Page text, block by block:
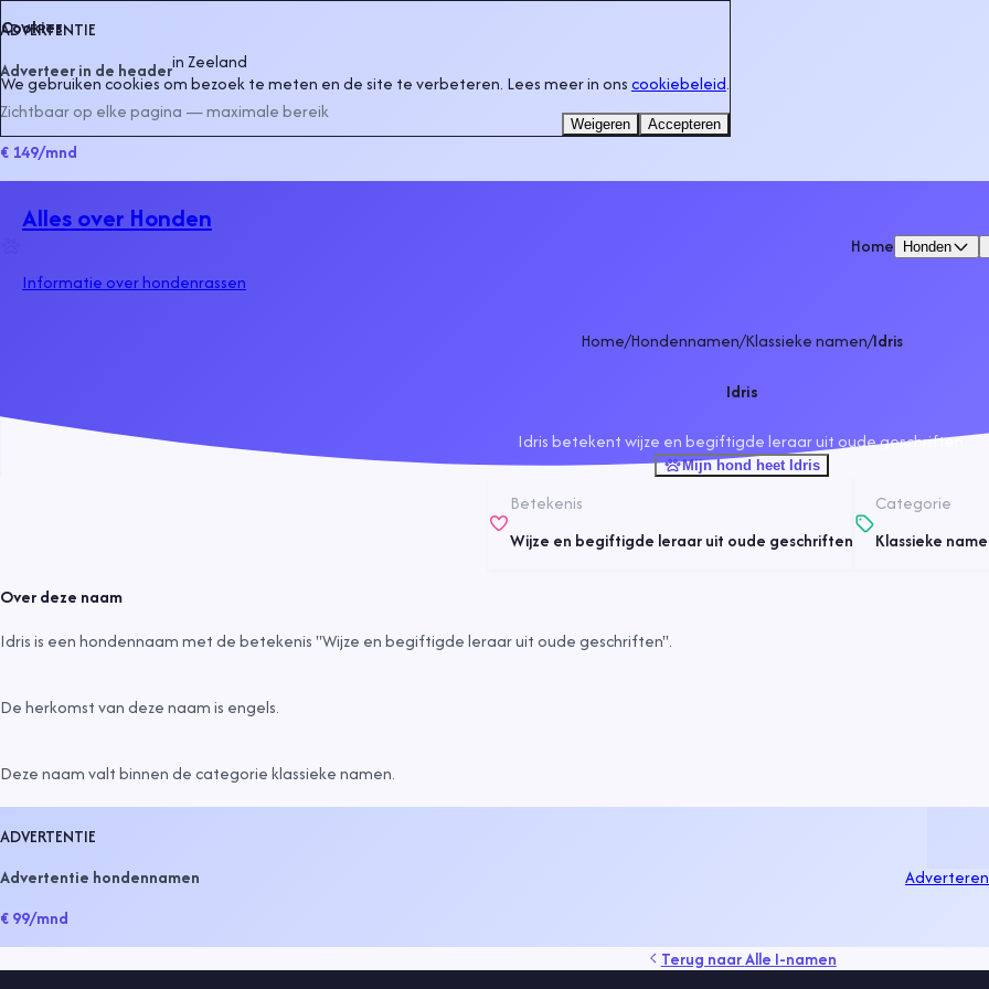
ADVERTENTIE
Adverteer in de headerinZeeland
Zichtbaar op elke pagina — maximale bereik
€ 149/mnd
Alles over Honden
Informatie over hondenrassen
Home Honden
Home/Hondennamen/Klassieke namen/Idris
Idris
Idris betekent wijze en begiftigde leraar uit oude geschriften.
Mijn hond heet Idris
Betekenis
Wijze en begiftigde leraar uit oude geschriften
Categorie
Klassieke
Over deze naam
Idris is een hondennaam met de betekenis "Wijze en begiftigde leraar uit oude geschriften".
De herkomst van deze naam is engels.
Deze naam valt binnen de categorieklassieke namen.
ADVERTENTIE
Advertentie hondennamen
€ 99/mnd
Adverteren
Terug naarAlle I-namen
Cookies
We gebruiken cookies om bezoek te meten en de site te verbeteren. Lees meer in onscookiebeleid.
Weigeren Accepteren